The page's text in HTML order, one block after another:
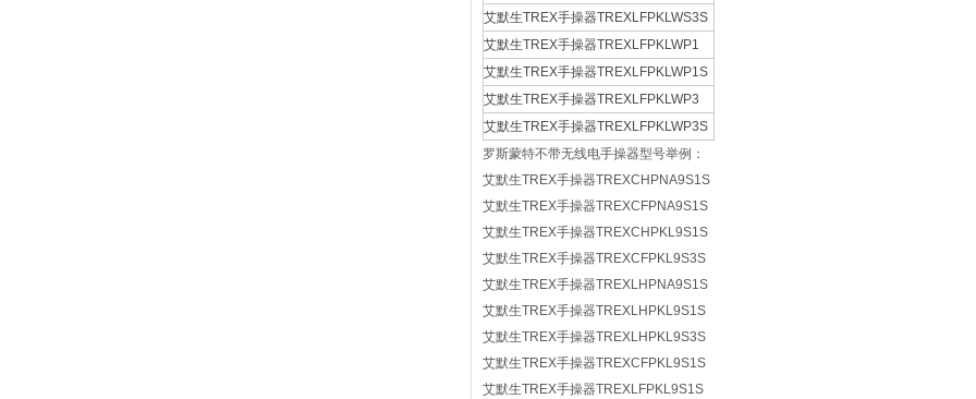
艾默生TREX手操器TREXLFPKLWS3S
艾默生TREX手操器TREXLFPKLWP1
艾默生TREX手操器TREXLFPKLWP1S
艾默生TREX手操器TREXLFPKLWP3
艾默生TREX手操器TREXLFPKLWP3S
罗斯蒙特不带无线电手操器型号举例：
艾默生TREX手操器TREXCHPNA9S1S
艾默生TREX手操器TREXCFPNA9S1S
艾默生TREX手操器TREXCHPKL9S1S
艾默生TREX手操器TREXCFPKL9S3S
艾默生TREX手操器TREXLHPNA9S1S
艾默生TREX手操器TREXLHPKL9S1S
艾默生TREX手操器TREXLHPKL9S3S
艾默生TREX手操器TREXCFPKL9S1S
艾默生TREX手操器TREXLFPKL9S1S